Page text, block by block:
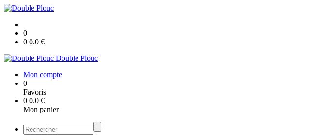
0
0 0.0 €
Double Plouc
Mon compte
0
Favoris
0 0.0 €
Mon panier